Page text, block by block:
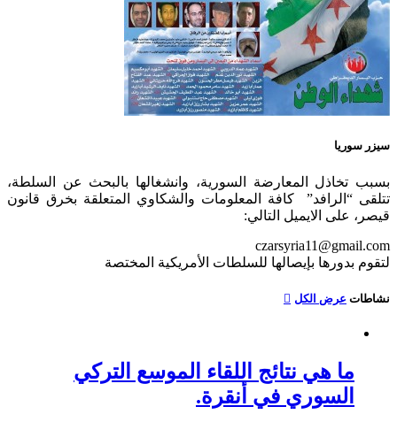
سيزر سوريا
بسبب تخاذل المعارضة السورية، وانشغالها بالبحث عن السلطة،
تتلقى “الرافد” كافة المعلومات والشكاوي المتعلقة بخرق قانون
قيصر، على الايميل التالي:
czarsyria11@gmail.com
لتقوم بدورها بإيصالها للسلطات الأمريكية المختصة
نشاطات عرض الكل
ما هي نتائج اللقاء الموسع التركي
السوري في أنقرة.